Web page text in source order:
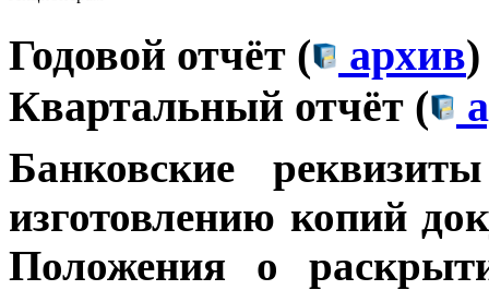
Годовой отчёт ( архив)
Квартальный отчёт (
Банковские
изготовлению копий
Положения о